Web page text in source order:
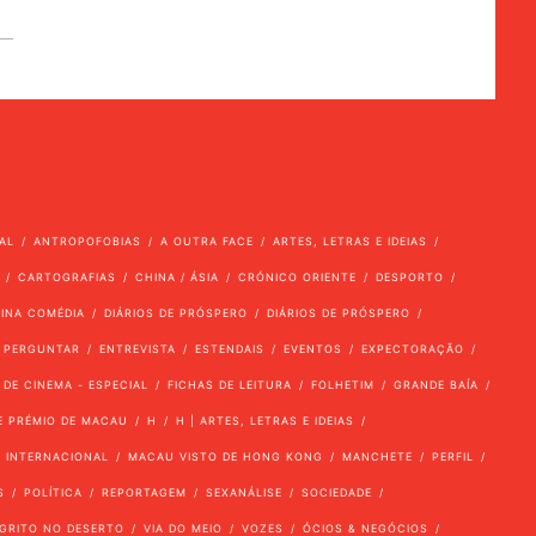
ANTROPOFOBIAS A OUTRA FACE ARTES, LETRAS E IDEIAS
CARTOGRAFIAS CHINA / ÁSIA CRÓNICO ORIENTE DESPORTO
COMÉDIA DIÁRIOS DE PRÓSPERO DIÁRIOS DE PRÓSPERO
ENTREVISTA ESTENDAIS EVENTOS EXPECTORAÇÃO
CINEMA - ESPECIAL FICHAS DE LEITURA FOLHETIM GRANDE BAÍA
PRÉMIO DE MACAU H H | ARTES, LETRAS E IDEIAS
INTERNACIONAL MACAU VISTO DE HONG KONG MANCHETE PERFIL
POLÍTICA REPORTAGEM SEXANÁLISE SOCIEDADE
NO DESERTO VIA DO MEIO VOZES ÓCIOS & NEGÓCIOS